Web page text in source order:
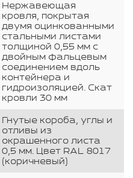
Нержавеющая
кровля, покрытая
двумя оцинкованными
стальными листами
толщиной 0,55 мм с
двойным фальцевым
соединением вдоль
контейнера и
гидроизоляцией. Скат
кровли 30 мм
Гнутые короба, углы и
отливы из
окрашенного листа
0,5 мм. Цвет RAL 8017
(коричневый)